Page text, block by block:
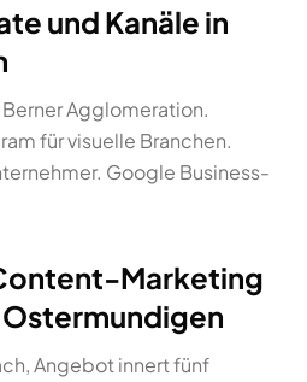
und Kanäle in
Agglomeration.
für visuelle Branchen.
Google Business-
Marketing
Ostermundigen
Angebot innert fünf